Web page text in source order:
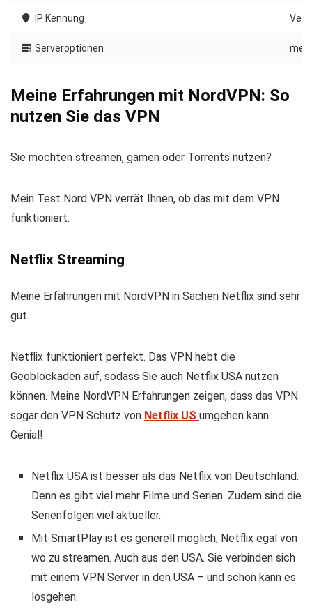
IP Kennung
Serveroptionen
Meine Erfahrungen mit NordVPN: So
nutzen Sie das VPN
Sie möchten streamen, gamen oder Torrents nutzen?
Mein Test Nord VPN verrät Ihnen, ob das mit dem VPN
funktioniert.
Netflix Streaming
Meine Erfahrungen mit NordVPN in Sachen Netflix sind sehr
gut.
Netflix funktioniert perfekt. Das VPN hebt die
Geoblockaden auf, sodass Sie auch Netflix USA nutzen
können. Meine NordVPN Erfahrungen zeigen, dass das VPN
sogar den VPN Schutz von Netflix US umgehen kann.
Genial!
Netflix USA ist besser als das Netflix von Deutschland.
Denn es gibt viel mehr Filme und Serien. Zudem sind die
Serienfolgen viel aktueller.
Mit SmartPlay ist es generell möglich, Netflix egal von
wo zu streamen. Auch aus den USA. Sie verbinden sich
mit einem VPN Server in den USA – und schon kann es
losgehen.